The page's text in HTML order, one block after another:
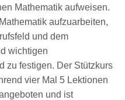
Mathematik aufweisen.
aufzuarbeiten,
und dem
wichtigen
zu festigen. Der Stützkurs
vier Mal 5 Lektionen
und ist